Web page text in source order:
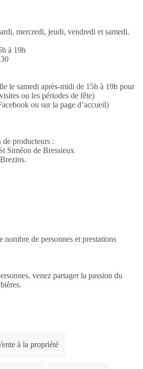
mercredi, jeudi, vendredi et samedi.
à 19h
le samedi après-midi de 15h à 19h pour
ou les périodes de fête)
ou sur la page d’accueil)
de producteurs :
Siméon de Bressieux
nombre de personnes et prestations
venez partager la passion du
à la propriété